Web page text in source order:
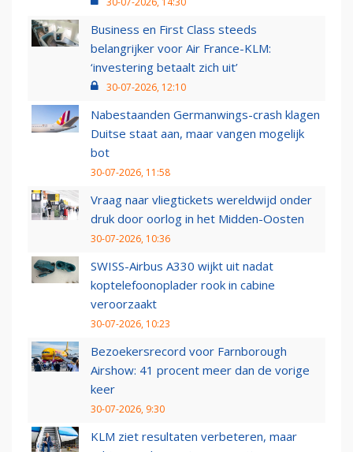
Business en First Class steeds
belangrijker voor Air France-KLM:
‘investering betaalt zich uit’
30-07-2026, 12:10
Nabestaanden Germanwings-crash klagen
Duitse staat aan, maar vangen mogelijk
bot
30-07-2026, 11:58
Vraag naar vliegtickets wereldwijd onder
druk door oorlog in het Midden-Oosten
30-07-2026, 10:36
SWISS-Airbus A330 wijkt uit nadat
koptelefoonoplader rook in cabine
veroorzaakt
30-07-2026, 10:23
Bezoekersrecord voor Farnborough
Airshow: 41 procent meer dan de vorige
keer
30-07-2026, 9:30
KLM ziet resultaten verbeteren, maar